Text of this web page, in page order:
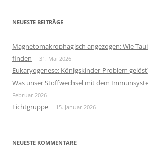
NEUESTE BEITRÄGE
Magnetomakrophagisch angezogen: Wie
finden
31. Mai 2026
Eukaryogenese: Königskinder-Problem
Was unser Stoffwechsel mit dem
Februar 2026
Lichtgruppe 15. Januar 2026
NEUESTE KOMMENTARE